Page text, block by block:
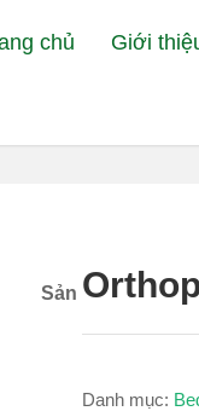
chủ Giới
Danh mục:
Sản